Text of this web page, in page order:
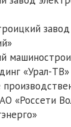
«Урал-ТВ»
«Россети